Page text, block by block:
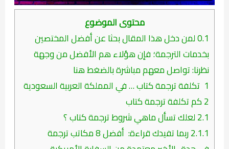
محتوى الموضوع
0.1لمن دخل هذا المقال بحثا عن أفضل المختصين
بخدمات الترجمة؛ فإن هؤلاء هم الأفضل من وجهة
نظرنا: تواصل معهم مباشرة بالضغط هنا
1 تكلفة ترجمة كتاب … في المملكة العربية السعودية
2كم تكلفة ترجمة كتاب
2.1لعلك تسأل ماهي شروط ترجمة كتاب ؟
2.1.1
ربما تفيدك قراءة: أفضل 8 مكاتب ترجمة